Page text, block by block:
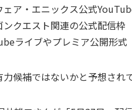
ェア・エニックス公式
ンクエスト関連の公式配信枠
ライブやプレミア公開形式
候補ではないかと予想され